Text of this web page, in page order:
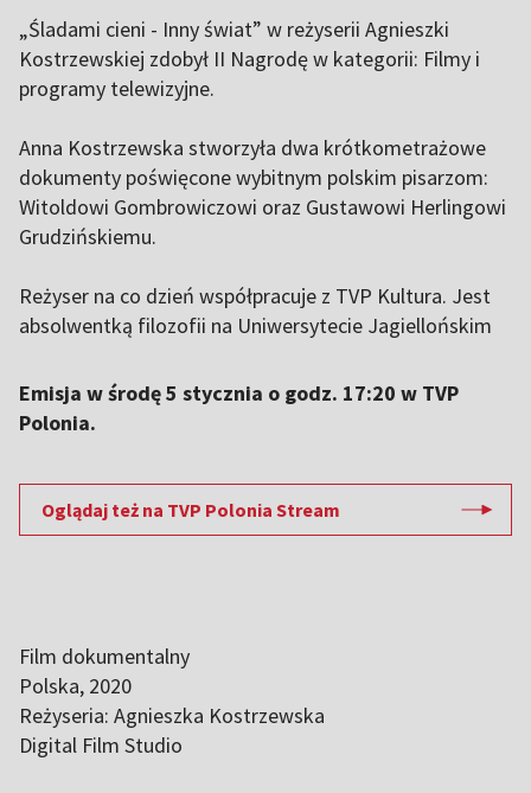
„Śladami cieni - Inny świat” w reżyserii Agnieszki
Kostrzewskiej zdobył II Nagrodę w kategorii: Filmy i
programy telewizyjne.
Anna Kostrzewska stworzyła dwa krótkometrażowe
dokumenty poświęcone wybitnym polskim pisarzom:
Witoldowi Gombrowiczowi oraz Gustawowi Herlingowi
Grudzińskiemu.
Reżyser na co dzień współpracuje z TVP Kultura. Jest
absolwentką filozofii na Uniwersytecie Jagiellońskim
Emisja w środę 5 stycznia o godz. 17:20 w TVP
Polonia.
Oglądaj też na TVP Polonia Stream
Film dokumentalny
Polska, 2020
Reżyseria: Agnieszka Kostrzewska
Digital Film Studio